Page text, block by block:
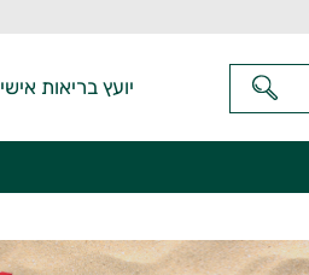
יועץ בריאות אישי